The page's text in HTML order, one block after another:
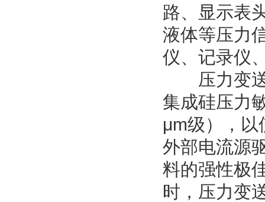
路、显示表
液体等压力
仪、记录仪
压力变送
集成硅压力
μm级），以
外部电流源
料的强性极
时，压力变